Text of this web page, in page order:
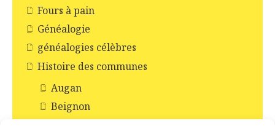
Fours à pain
Généalogie
généalogies célèbres
Histoire des communes
Augan
Beignon